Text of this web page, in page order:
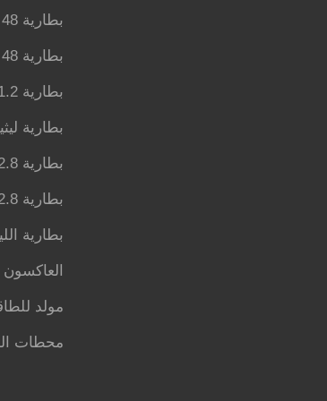
بطارية 48 فولت 200 أمبير lifepo4
بطارية 48 فولت 100 أمبير lifepo4
بطارية 51.2 فولت lifepo4
بطارية ليثيوم
بطارية lifepo4 12.8 فولت 200 أمبير
بطارية lifepo4 12.8 فولت 100 أمبير
بطارية
العاكسون
مولد
محطات